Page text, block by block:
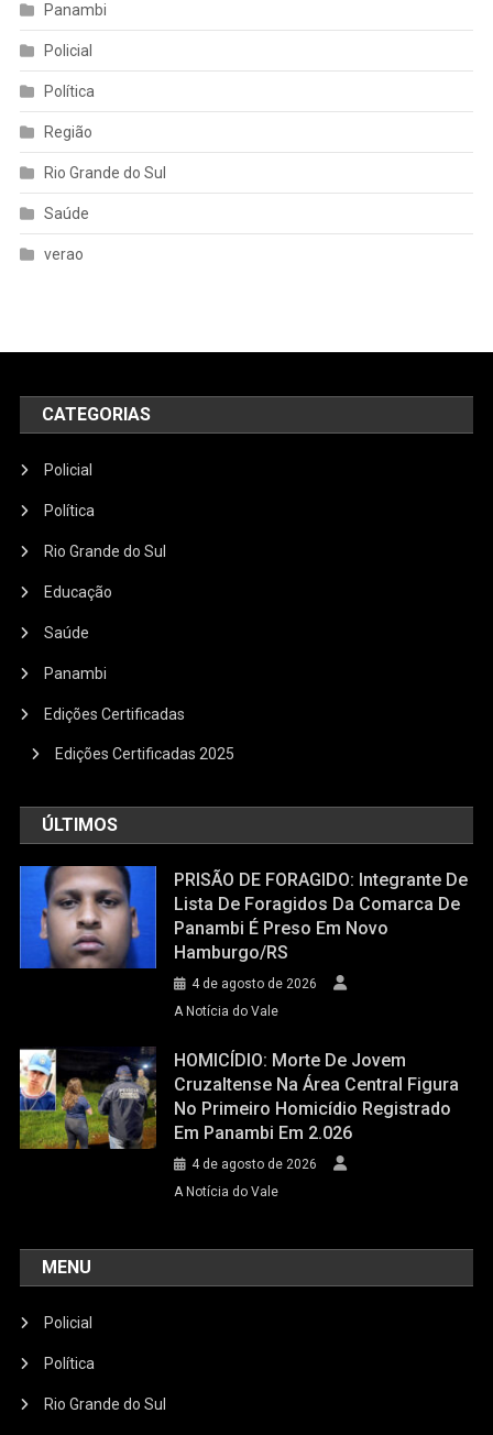
Panambi
Policial
Política
Região
Rio Grande do Sul
Saúde
verao
CATEGORIAS
Policial
Política
Rio Grande do Sul
Educação
Saúde
Panambi
Edições Certificadas
Edições Certificadas 2025
ÚLTIMOS
PRISÃO DE FORAGIDO: Integrante De
Lista De Foragidos Da Comarca De
Panambi É Preso Em Novo
Hamburgo/RS
4 de agosto de 2026
A Notícia do Vale
HOMICÍDIO: Morte De Jovem
Cruzaltense Na Área Central Figura
No Primeiro Homicídio Registrado
Em Panambi Em 2.026
4 de agosto de 2026
A Notícia do Vale
MENU
Policial
Política
Rio Grande do Sul